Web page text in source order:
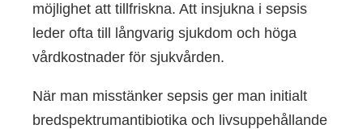
möjlighet att tillfriskna. Att insjukna i sepsis
leder ofta till långvarig sjukdom och höga
vårdkostnader för sjukvården.
När man misstänker sepsis ger man initialt
bredspektrumantibiotika och livsuppehållande